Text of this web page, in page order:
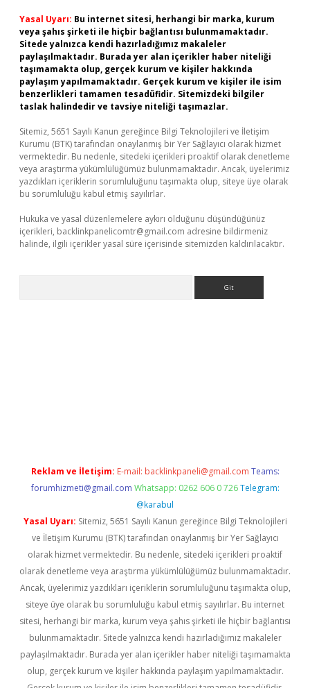
Yasal Uyarı: Bu internet sitesi, herhangi bir marka, kurum
veya şahıs şirketi ile hiçbir bağlantısı bulunmamaktadır.
Sitede yalnızca kendi hazırladığımız makaleler
paylaşılmaktadır. Burada yer alan içerikler haber niteliği
taşımamakta olup, gerçek kurum ve kişiler hakkında
paylaşım yapılmamaktadır. Gerçek kurum ve kişiler ile isim
benzerlikleri tamamen tesadüfidir. Sitemizdeki bilgiler
taslak halindedir ve tavsiye niteliği taşımazlar.
Sitemiz, 5651 Sayılı Kanun gereğince Bilgi Teknolojileri ve İletişim
Kurumu (BTK) tarafından onaylanmış bir Yer Sağlayıcı olarak hizmet
vermektedir. Bu nedenle, sitedeki içerikleri proaktif olarak denetleme
veya araştırma yükümlülüğümüz bulunmamaktadır. Ancak, üyelerimiz
yazdıkları içeriklerin sorumluluğunu taşımakta olup, siteye üye olarak
bu sorumluluğu kabul etmiş sayılırlar.
Hukuka ve yasal düzenlemelere aykırı olduğunu düşündüğünüz
içerikleri, backlinkpanelicomtr@gmail.com adresine bildirmeniz
halinde, ilgili içerikler yasal süre içerisinde sitemizden kaldırılacaktır.
Reklam ve İletişim: E-mail: backlinkpaneli@gmail.com Teams:
forumhizmeti@gmail.com Whatsapp: 0262 606 0 726 Telegram:
@karabul
Yasal Uyarı: Sitemiz, 5651 Sayılı Kanun gereğince Bilgi Teknolojileri
ve İletişim Kurumu (BTK) tarafından onaylanmış bir Yer Sağlayıcı
olarak hizmet vermektedir. Bu nedenle, sitedeki içerikleri proaktif
olarak denetleme veya araştırma yükümlülüğümüz bulunmamaktadır.
Ancak, üyelerimiz yazdıkları içeriklerin sorumluluğunu taşımakta olup,
siteye üye olarak bu sorumluluğu kabul etmiş sayılırlar. Bu internet
sitesi, herhangi bir marka, kurum veya şahıs şirketi ile hiçbir bağlantısı
bulunmamaktadır. Sitede yalnızca kendi hazırladığımız makaleler
paylaşılmaktadır. Burada yer alan içerikler haber niteliği taşımamakta
olup, gerçek kurum ve kişiler hakkında paylaşım yapılmamaktadır.